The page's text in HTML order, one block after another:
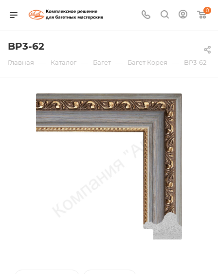
0
BP3-62
Главная — Каталог — Багет — Багет Корея — BP3-62